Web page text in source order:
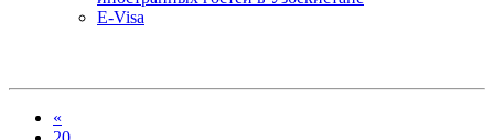
E-Visa
«